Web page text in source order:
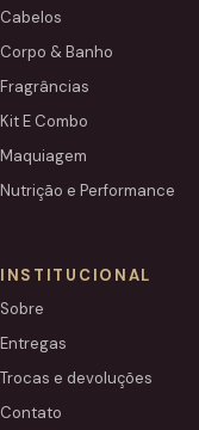
Cabelos
Corpo & Banho
Fragrâncias
Kit E Combo
Maquiagem
Nutrição e Performance
INSTITUCIONAL
Sobre
Entregas
Trocas e devoluções
Contato